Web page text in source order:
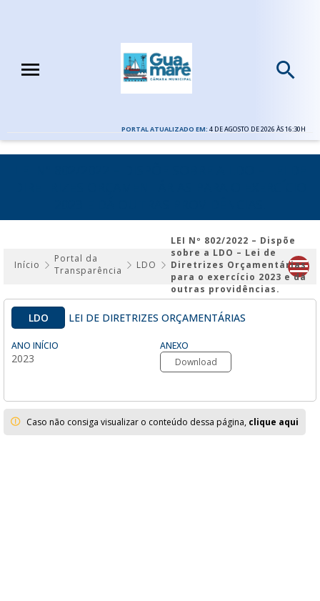
PORTAL ATUALIZADO EM: 4 DE AGOSTO DE 2026 ÀS 16:30H
Início
Portal da
Transparência
LDO
LEI Nº 802/2022 – Dispõe
sobre a LDO – Lei de
Diretrizes Orçamentárias
para o exercício 2023 e dá
outras providências.
LDO LEI DE DIRETRIZES ORÇAMENTÁRIAS
ANO INÍCIO
2023
ANEXO
Download
Caso não consiga visualizar o conteúdo dessa página, clique aqui